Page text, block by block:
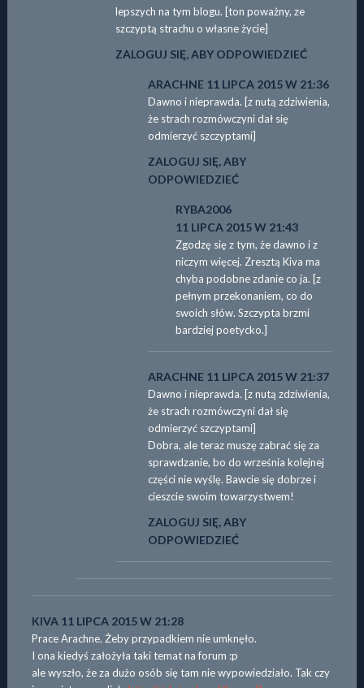
lepszych na tym blogu. [ton poważny, ze
szczyptą strachu o własne życie]
ZALOGUJ SIĘ, ABY ODPOWIEDZIEĆ
ARACHNE 11 LIPCA 2015 W 21:36
Dawno i nieprawda. [z nutą zdziwienia,
że strach rozmówczyni dał się
odmierzyć szczyptami]
ZALOGUJ SIĘ, ABY
ODPOWIEDZIEĆ
RYBA2006
11 LIPCA 2015 W 21:43
Zgodzę się z tym, że dawno i z
niczym więcej. Zresztą Kiva ma
chyba podobne zdanie co ja. [z
pełnym przekonaniem, co do
swoich słów. Szczypta brzmi
bardziej poetycko.]
ARACHNE 11 LIPCA 2015 W 21:37
Dawno i nieprawda. [z nutą zdziwienia,
że strach rozmówczyni dał się
odmierzyć szczyptami]
Dobra, ale teraz muszę zabrać się za
sprawdzanie, bo do września kolejnej
części nie wyślę. Bawcie się dobrze i
cieszcie swoim towarzystwem!
ZALOGUJ SIĘ, ABY
ODPOWIEDZIEĆ
KIVA 11 LIPCA 2015 W 21:28
Prace Arachne. Żeby przypadkiem nie umknęło.
I ona kiedyś założyła taki temat na forum :p
ale wyszło, że za dużo osób się tam nie wypowiedziało. Tak czy